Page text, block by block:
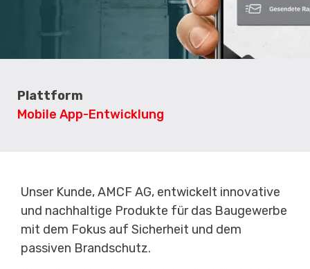
Unser Kunde, AMCF AG, entwickelt innovative
und nachhaltige Produkte für das Baugewerbe
mit dem Fokus auf Sicherheit und dem
passiven Brandschutz.
Plattform
Mobile App-Entwicklung